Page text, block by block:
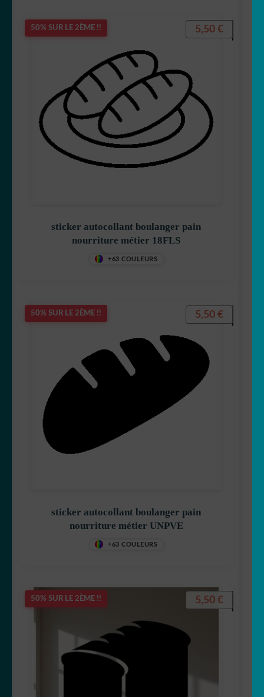
50% SUR LE 2ÈME !!
sticker autocollant boulanger pain
nourriture métier 18FLS
+63 COULEURS
5,50 €
50% SUR LE 2ÈME !!
sticker autocollant boulanger pain
nourriture métier UNPVE
+63 COULEURS
5,50 €
50% SUR LE 2ÈME !! 5,50 €